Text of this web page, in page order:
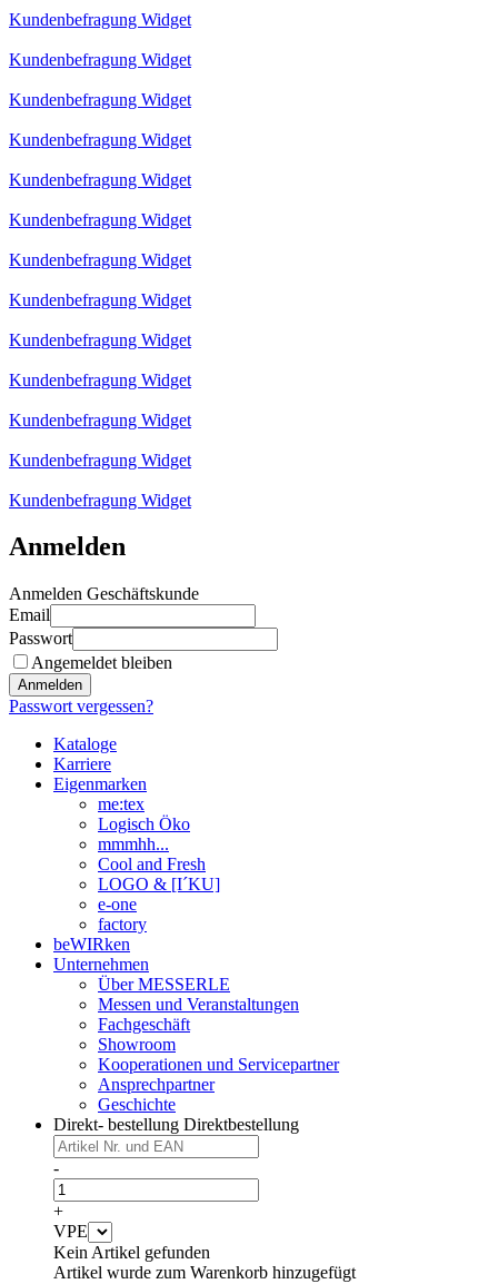
Kundenbefragung Widget
Kundenbefragung Widget
Kundenbefragung Widget
Kundenbefragung Widget
Kundenbefragung Widget
Kundenbefragung Widget
Kundenbefragung Widget
Kundenbefragung Widget
Kundenbefragung Widget
Kundenbefragung Widget
Kundenbefragung Widget
Kundenbefragung Widget
Kundenbefragung Widget
Anmelden
Anmelden Geschäftskunde
Email
Passwort
Angemeldet bleiben
Anmelden
Passwort vergessen?
Kataloge
Karriere
Eigenmarken
me:tex
Logisch Öko
mmmhh...
Cool and Fresh
LOGO & [I´KU]
e-one
factory
beWIRken
Unternehmen
Über MESSERLE
Messen und Veranstaltungen
Fachgeschäft
Showroom
Kooperationen und Servicepartner
Ansprechpartner
Geschichte
Direkt- bestellung Direktbestellung
-
+
VPE
Kein Artikel gefunden
Artikel wurde zum Warenkorb hinzugefügt